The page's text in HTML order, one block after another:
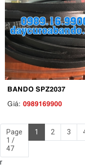
BANDO SPZ2037
Giá: 0989169900
Page
1 /
47
1 2 3
r